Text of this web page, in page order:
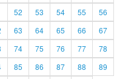
52 53 54 55
56
63 64 65 66
67
74 75 76 77
78
85 86 87 88
89